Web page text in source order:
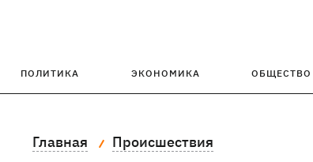
ПОЛИТИКА ЭКОНОМИКА ОБЩЕСТВО
Главная Происшествия